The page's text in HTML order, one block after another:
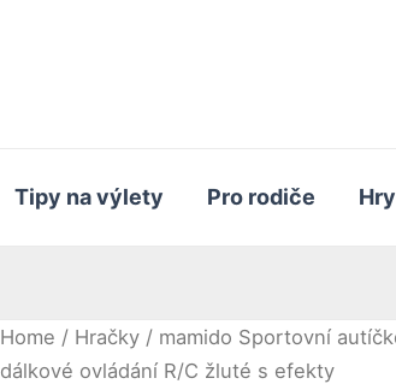
Tipy na výlety Pro rodiče
Home / Hračky / mamido Sportovní
dálkové ovládání R/C žluté s efekty